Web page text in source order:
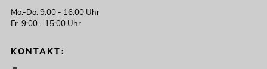
Mo.-Do. 9:00 - 16:00 Uhr
Fr. 9:00 - 15:00 Uhr
KONTAKT: